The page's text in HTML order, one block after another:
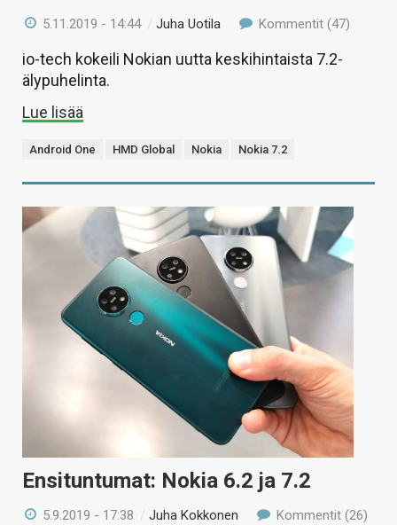
5.11.2019 - 14:44 /Juha Uotila Kommentit (47)
io-tech kokeili Nokian uutta keskihintaista 7.2-
älypuhelinta.
Lue lisää
Android One HMD Global Nokia Nokia 7.2
Ensituntumat: Nokia 6.2 ja 7.2
5.9.2019 - 17:38 /Juha Kokkonen Kommentit (26)